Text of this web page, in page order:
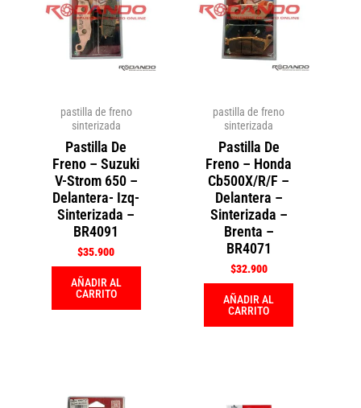
pastilla de freno
sinterizada
Pastilla De
Freno – Suzuki
V-Strom 650 –
Delantera- Izq-
Sinterizada –
BR4091
$35.900
AÑADIR AL
CARRITO
pastilla de freno
sinterizada
Pastilla De
Freno – Honda
Cb500X/R/F –
Delantera –
Sinterizada –
Brenta –
BR4071
$32.900
AÑADIR AL
CARRITO